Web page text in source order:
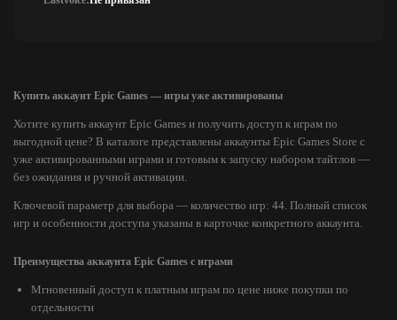
Купить аккаунт Epic Games — игры уже активированы
Хотите купить аккаунт Epic Games и получить доступ к играм по
выгодной цене? В каталоге представлены аккаунты Epic Games Store с
уже активированными играми и готовым к запуску набором тайтлов —
без ожидания и ручной активации.
Ключевой параметр для выбора — количество игр: 44. Полный список
игр и особенности доступа указаны в карточке конкретного аккаунта.
Преимущества аккаунта Epic Games с играми
Мгновенный доступ к платным играм по цене ниже покупки по
отдельности